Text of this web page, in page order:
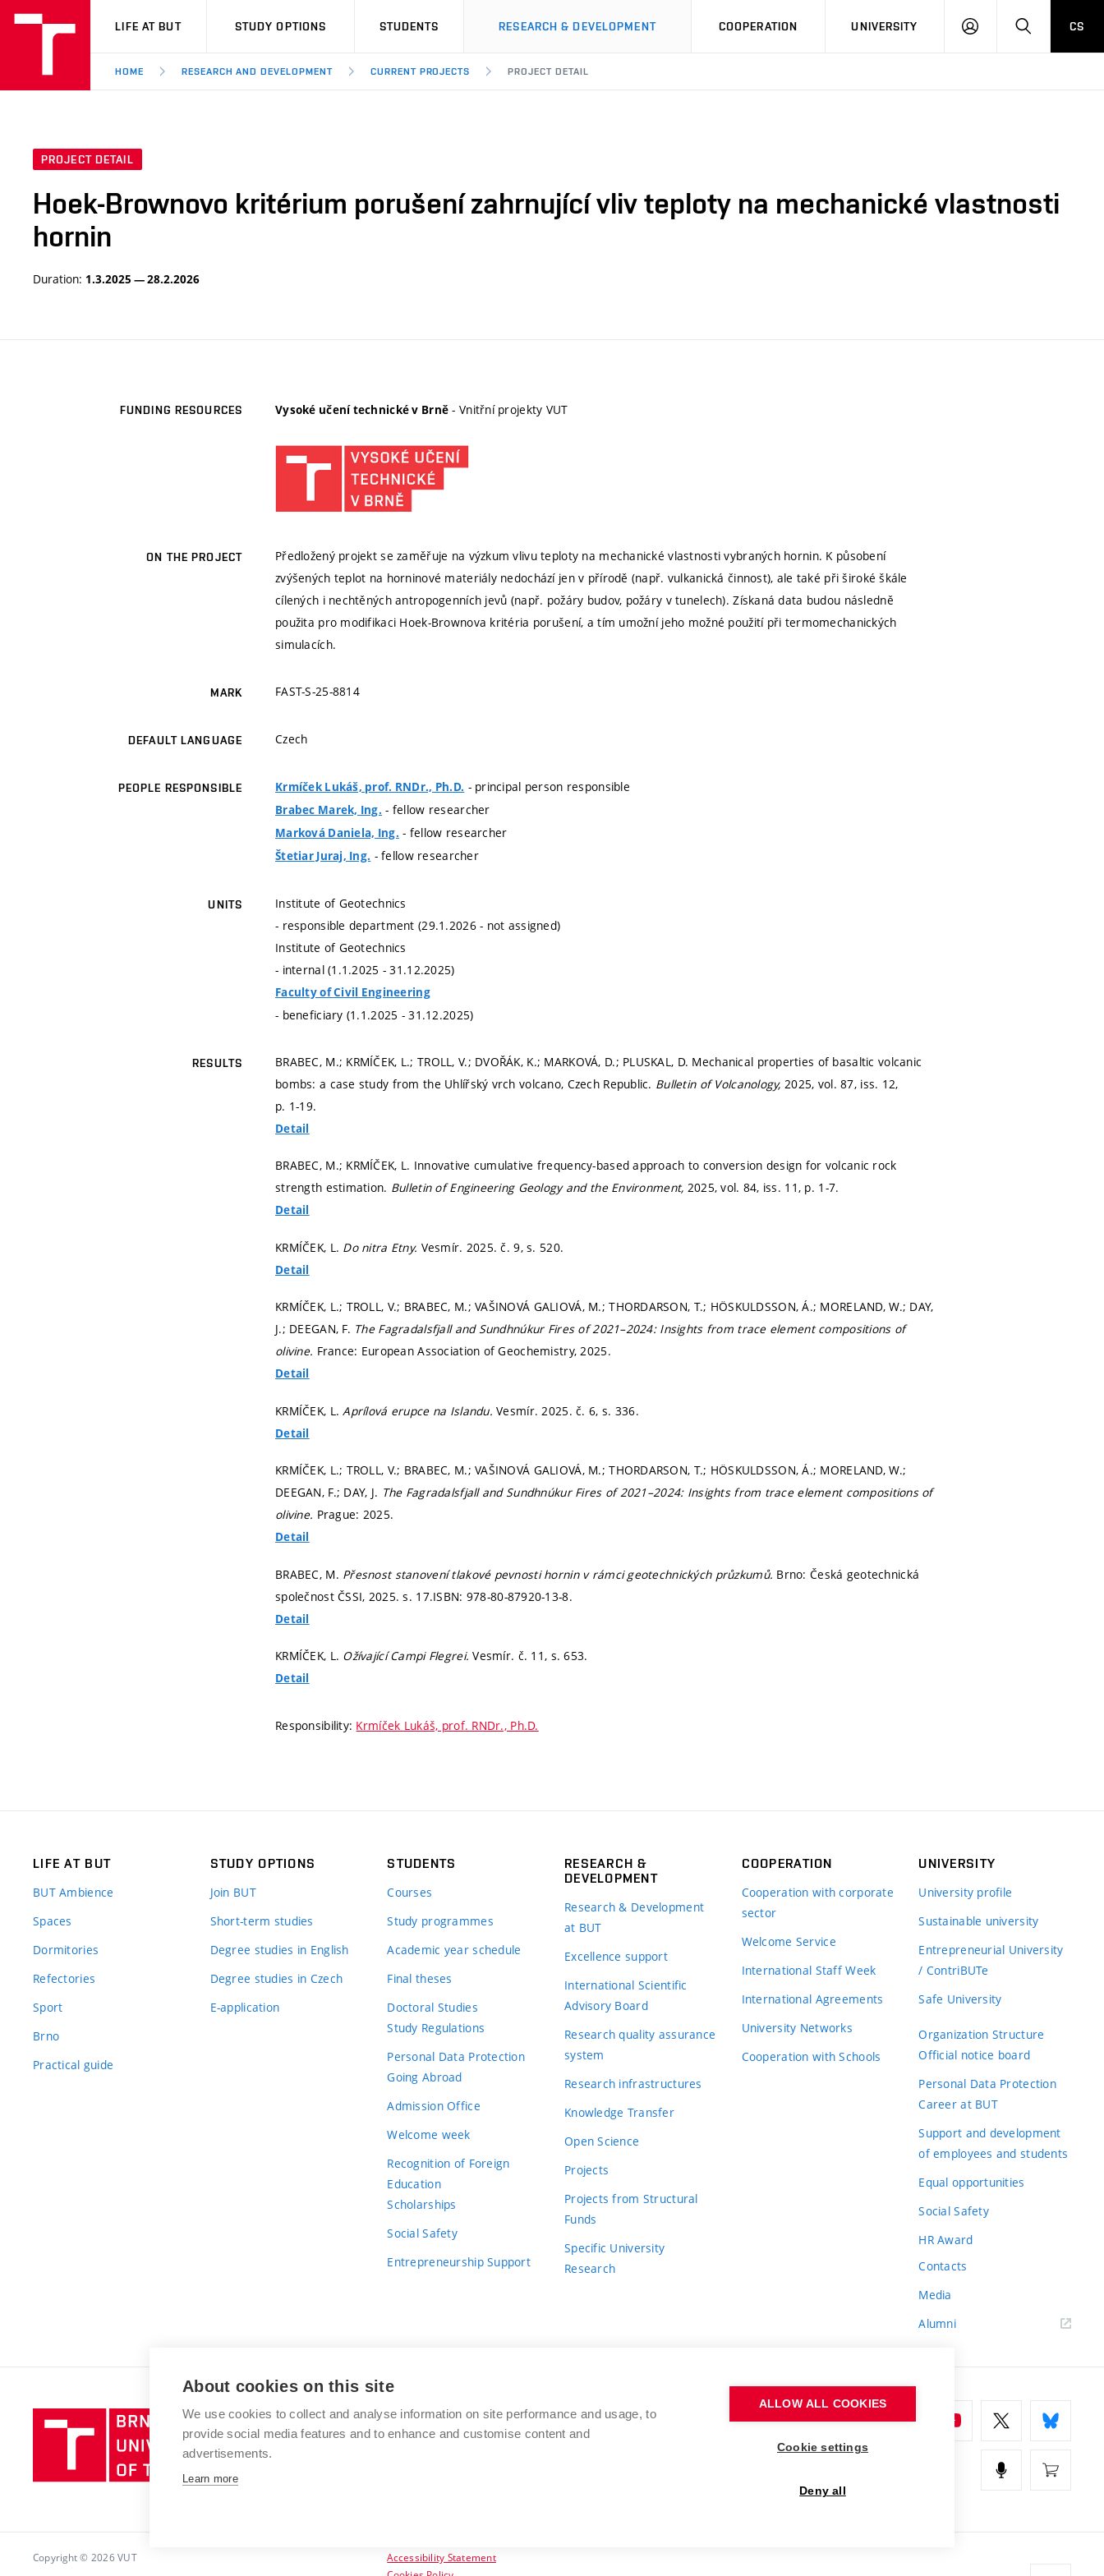
VUT
LIFE AT BUT STUDY OPTIONS STUDENTS RESEARCH & DEVELOPMENT COOPERATION UNIVERSITY
LOG
SEARCHCS
HOME RESEARCH AND DEVELOPMENT CURRENT PROJECTS PROJECT DETAIL
PROJECT DETAIL
Hoek-Brownovo kritérium porušení zahrnující vliv teploty na mechanické vlastnosti
hornin
Duration: 1.3.2025 — 28.2.2026
FUNDING RESOURCES Vysoké učení technické v Brně - Vnitřní projekty VUT
ON THE PROJECT
Předložený projekt se zaměřuje na výzkum vlivu teploty na mechanické vlastnosti vybraných hornin. K působení
zvýšených teplot na horninové materiály nedochází jen v přírodě (např. vulkanická činnost), ale také při široké škále
cílených i nechtěných antropogenních jevů (např. požáry budov, požáry v tunelech). Získaná data budou následně
použita pro modifikaci Hoek-Brownova kritéria porušení, a tím umožní jeho možné použití při termomechanických
simulacích.
MARK FAST-S-25-8814
DEFAULT LANGUAGE Czech
PEOPLE RESPONSIBLE Krmíček Lukáš, prof. RNDr., Ph.D. - principal person responsible
Brabec Marek, Ing. - fellow researcher
Marková Daniela, Ing. - fellow researcher
Štetiar Juraj, Ing. - fellow researcher
UNITS
Institute of Geotechnics
- responsible department (29.1.2026 - not assigned)
Institute of Geotechnics
- internal (1.1.2025 - 31.12.2025)
Faculty of Civil Engineering
- beneficiary (1.1.2025 - 31.12.2025)
RESULTS
BRABEC, M.; KRMÍČEK, L.; TROLL, V.; DVOŘÁK, K.; MARKOVÁ, D.; PLUSKAL, D. Mechanical properties of basaltic volcanic
bombs: a case study from the Uhlířský vrch volcano, Czech Republic. Bulletin of Volcanology, 2025, vol. 87, iss. 12,
p. 1-19.
Detail
BRABEC, M.; KRMÍČEK, L. Innovative cumulative frequency-based approach to conversion design for volcanic rock
strength estimation. Bulletin of Engineering Geology and the Environment, 2025, vol. 84, iss. 11, p. 1-7.
Detail
KRMÍČEK, L. Do nitra Etny. Vesmír. 2025. č. 9,s. 520.
Detail
KRMÍČEK, L.; TROLL, V.; BRABEC, M.; VAŠINOVÁ GALIOVÁ, M.; THORDARSON, T.; HÖSKULDSSON, Á.; MORELAND, W.; DAY,
J.; DEEGAN, F. The Fagradalsfjall and Sundhnúkur Fires of 2021–2024: Insights from trace element compositions of
olivine. France: European Association of Geochemistry, 2025.
Detail
KRMÍČEK, L.Aprílová erupce na Islandu.Vesmír. 2025. č. 6, s. 336.
Detail
KRMÍČEK, L.; TROLL, V.; BRABEC, M.; VAŠINOVÁ GALIOVÁ, M.; THORDARSON, T.; HÖSKULDSSON, Á.; MORELAND, W.;
DEEGAN, F.; DAY, J. The Fagradalsfjall and Sundhnúkur Fires of 2021–2024: Insights from trace element compositions of
olivine. Prague: 2025.
Detail
BRABEC, M. Přesnost stanovení tlakové pevnosti hornin v rámci geotechnických průzkumů. Brno: Česká geotechnická
společnost ČSSI, 2025.s. 17.ISBN: 978-80-87920-13-8.
Detail
KRMÍČEK, L. Ožívající Campi Flegrei.Vesmír. č. 11, s. 653.
Detail
Responsibility: Krmíček Lukáš, prof. RNDr., Ph.D.
LIFE AT BUT
BUT Ambience
Spaces
Dormitories
Refectories
Sport
Brno
Practical guide
STUDY OPTIONS
Join BUT
Short-term studies
Degree studies in English
Degree studies in Czech
E-application
STUDENTS
Courses
Study programmes
Academic year schedule
Final theses
Doctoral Studies
Study Regulations
Personal Data Protection
Going Abroad
Admission Office
Welcome week
Recognition of Foreign
Education
Scholarships
Social Safety
Entrepreneurship Support
RESEARCH &
DEVELOPMENT
Research & Development
at BUT
Excellence support
International Scientific
Advisory Board
Research quality assurance
system
Research infrastructures
Knowledge Transfer
Open Science
Projects
Projects from Structural
Funds
Specific University
Research
COOPERATION
Cooperation with corporate
sector
Welcome Service
International Staff Week
International Agreements
University Networks
Cooperation with Schools
UNIVERSITY
University profile
Sustainable university
Entrepreneurial University
/ ContriBUTe
Safe University
Organization Structure
Official notice board
Personal Data Protection
Career at BUT
Support and development
of employees and students
Equal opportunities
Social Safety
HR Award
Contacts
Media
Alumni
Brno
University
of
BRNO UNIVERSITY OF TECHNOLOGY
Antonínská 548/1
www.vut.cz
Copyright © 2026 VUT
Accessibility Statement
About cookies on this site
We use cookies to collect and analyse information on site performance and usage, to
provide social media features and to enhance and customise content and
advertisements.
Learn more
ALLOW ALL COOKIES
Cookie settings
Deny all